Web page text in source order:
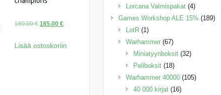
180.00€Alkuperäinen
oli:
165.00€Nykyinen
on:
Lisää ostoskoriin
Lorcana Valmispakat (4)
Games Workshop ALE 15% (189)
LotR (1)
Warhammer (67)
Miniatyyriboksit (32)
Peliboksit (18)
Warhammer 40000 (105)
40 000 kirjat (16)